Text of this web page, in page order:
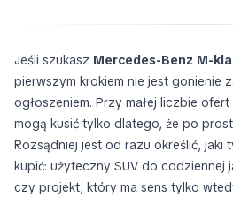
Jeśli szukasz Mercedes-Benz M-
pierwszym krokiem nie jest gonienie
ogłoszeniem. Przy małej liczbie
mogą kusić tylko dlatego, że po
Rozsądniej jest od razu określić, jaki
kupić: użyteczny SUV do codziennej
czy projekt, który ma sens tylko